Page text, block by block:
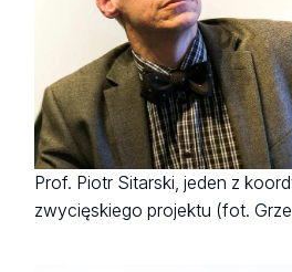
Prof. Piotr Sitarski, jeden z
zwycięskiego projektu (fot.